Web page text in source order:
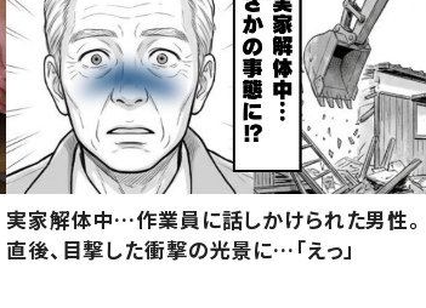
実家解体中…作業員に話しかけられた男性。
直後、目撃した衝撃の光景に…「えっ」